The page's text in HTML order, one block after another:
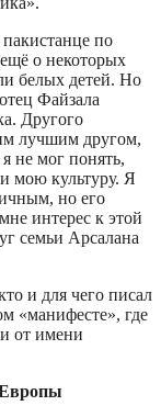
по
о некоторых
белых детей. Но
Файзала
Другого
лучшим другом,
не мог понять,
мою культуру. Я
но его
интерес к этой
семьи Арсалана
и для чего писал
«манифесте», где
от имени
Европы